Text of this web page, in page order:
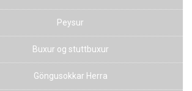
Peysur
Buxur og stuttbuxur
Göngusokkar Herra